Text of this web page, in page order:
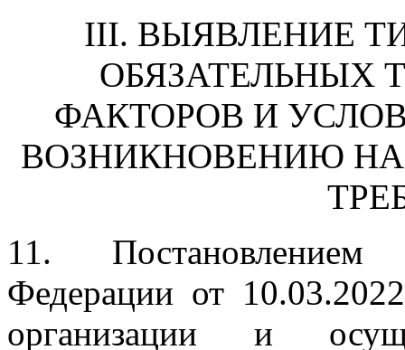
III. ВЫЯВЛЕНИЕ
ОБЯЗАТЕЛЬНЫХ
ФАКТОРОВ И
ВОЗНИКНОВЕНИЮ
11. Постановлением
Федерации от
организации и